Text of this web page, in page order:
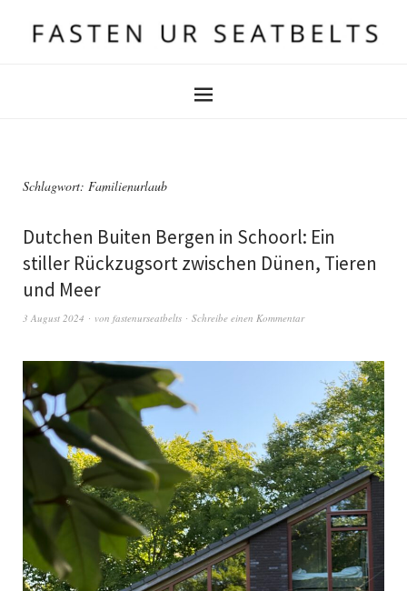
Schlagwort: Familienurlaub
Dutchen Buiten Bergen in Schoorl: Ein
stiller Rückzugsort zwischen Dünen, Tieren
und Meer
3 August 2024 von fastenurseatbelts Schreibe einen Kommentar